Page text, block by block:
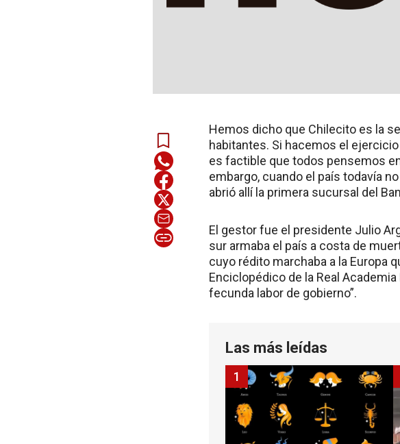
Hemos dicho que Chilecito es la
habitantes. Si hacemos el
es factible que todos pensemos
embargo, cuando el país todavía
abrió allí la primera sucursal del
El gestor fue el presidente Julio
sur armaba el país a costa de
cuyo rédito marchaba a la Europa
Enciclopédico de la Real
fecunda labor de gobierno”.
Las más leídas
1